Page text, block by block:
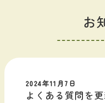
お
2024年11月7日
よくある質問を